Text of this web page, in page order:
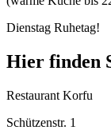
Dienstag Ruhetag!
Hier finden
Restaurant Korfu
Schützenstr. 1